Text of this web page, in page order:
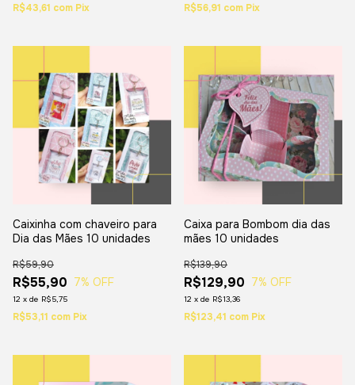
R$43,61 com Pix R$56,91 com Pix
Caixinha com chaveiro para
Dia das Mães 10 unidades
R$55,90
R$59,90
7% OFF
12 x de R$5,75
R$53,11 com Pix
Caixa para Bombom dia das
mães 10 unidades
R$129,90
R$139,90
7% OFF
12 x de R$13,36
R$123,41 com Pix